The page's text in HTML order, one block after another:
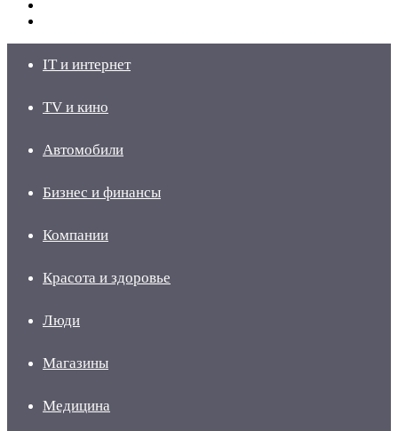
IT и интернет
TV и кино
Автомобили
Бизнес и финансы
Компании
Красота и здоровье
Люди
Магазины
Медицина